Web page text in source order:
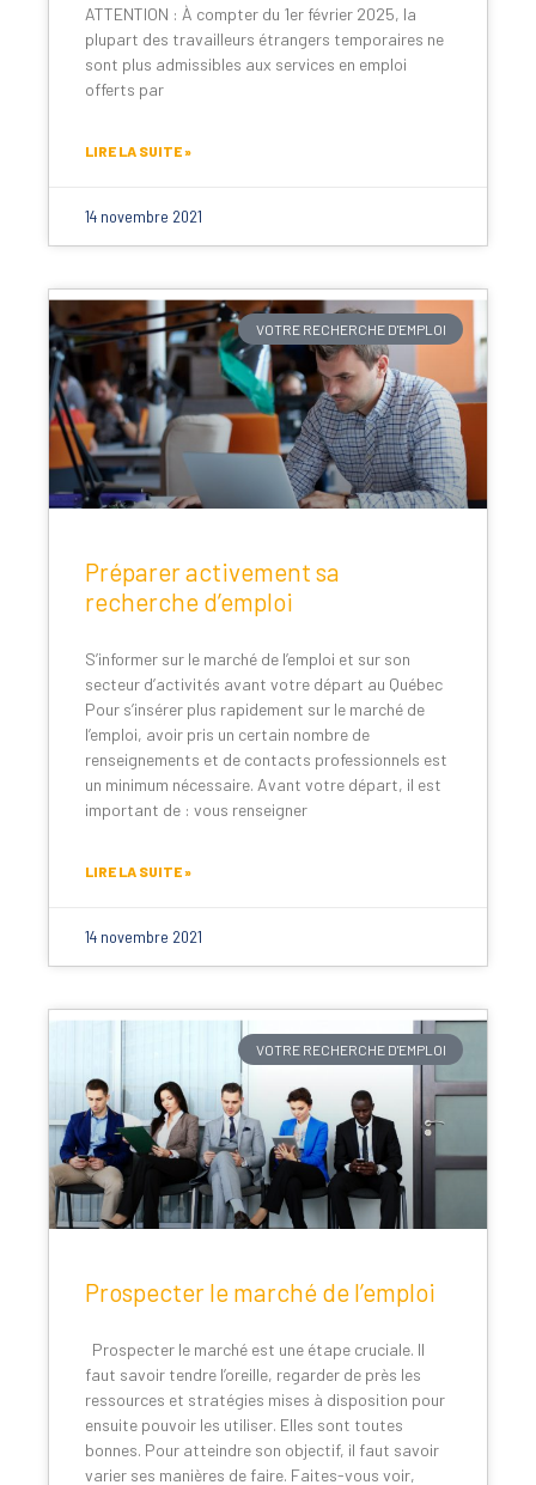
ATTENTION : À compter du 1er février 2025, la
plupart des travailleurs étrangers temporaires ne
sont plus admissibles aux services en emploi
offerts par
LIRE LA SUITE »
14 novembre 2021
VOTRE RECHERCHE D'EMPLOI
Préparer activement sa
recherche d’emploi
S’informer sur le marché de l’emploi et sur son
secteur d’activités avant votre départ au Québec
Pour s’insérer plus rapidement sur le marché de
l’emploi, avoir pris un certain nombre de
renseignements et de contacts professionnels est
un minimum nécessaire. Avant votre départ, il est
important de : vous renseigner
LIRE LA SUITE »
14 novembre 2021
VOTRE RECHERCHE D'EMPLOI
Prospecter le marché de l’emploi
Prospecter le marché est une étape cruciale. Il
faut savoir tendre l’oreille, regarder de près les
ressources et stratégies mises à disposition pour
ensuite pouvoir les utiliser. Elles sont toutes
bonnes. Pour atteindre son objectif, il faut savoir
varier ses manières de faire. Faites-vous voir,